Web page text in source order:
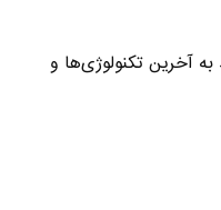
آخرین تکنولوژی‌ها و